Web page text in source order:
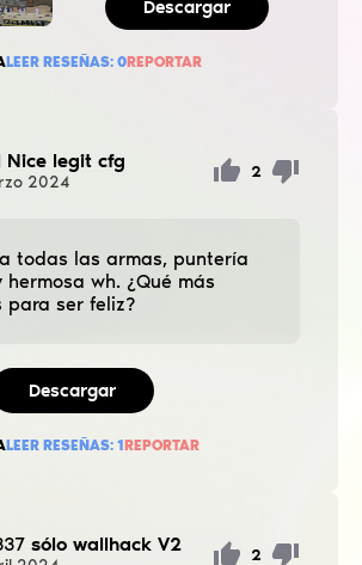
Descargar
LEER RESEÑAS: 0REPORTAR
Nice legit cfg
2024
2
todas las armas, puntería
wh. ¿Qué más
para ser feliz?
Descargar
LEER RESEÑAS: 1REPORTAR
sólo wallhack V2 2